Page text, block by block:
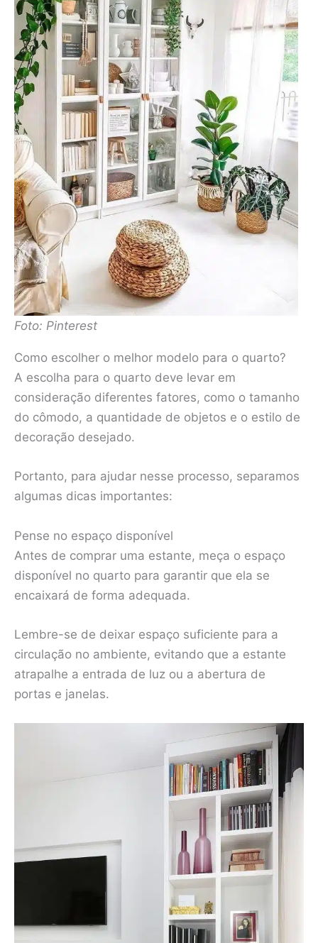
Foto: Pinterest
Como escolher o melhor modelo para o quarto?
A escolha para o quarto deve levar em
consideração diferentes fatores, como o tamanho
do cômodo, a quantidade de objetos e o estilo de
decoração desejado.
Portanto, para ajudar nesse processo, separamos
algumas dicas importantes:
Pense no espaço disponível
Antes de comprar uma estante, meça o espaço
disponível no quarto para garantir que ela se
encaixará de forma adequada.
Lembre-se de deixar espaço suficiente para a
circulação no ambiente, evitando que a estante
atrapalhe a entrada de luz ou a abertura de
portas e janelas.